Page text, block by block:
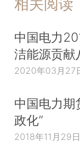
相关阅读
中国电力
洁能源贡献
2020年03月27
中国电力期
政化”
2018年11月29日